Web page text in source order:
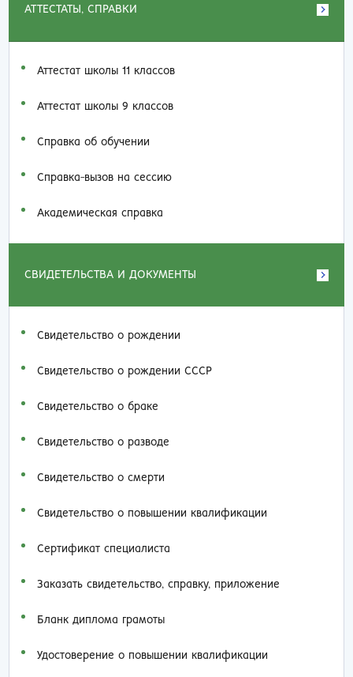
АТТЕСТАТЫ, СПРАВКИ
Аттестат школы 11 классов
Аттестат школы 9 классов
Справка об обучении
Справка-вызов на сессию
Академическая справка
СВИДЕТЕЛЬСТВА И ДОКУМЕНТЫ
Свидетельство о рождении
Свидетельство о рождении СССР
Свидетельство о браке
Свидетельство о разводе
Свидетельство о смерти
Свидетельство о повышении квалификации
Сертификат специалиста
Заказать cвидетельство, справку, приложение
Бланк диплома грамоты
Удостоверение о повышении квалификации